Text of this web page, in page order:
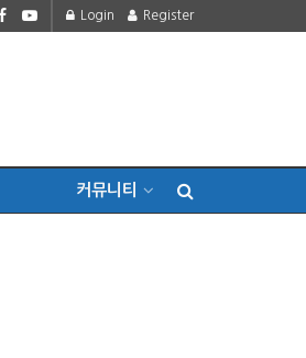
Login Register
커뮤니티